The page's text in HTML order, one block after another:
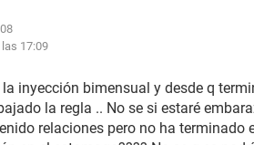
17:09
inyección bimensual y desde q
la regla .. No se si estaré
relaciones pero no ha terminado